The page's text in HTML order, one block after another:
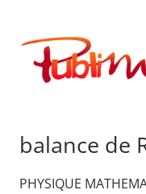
contenu
Publimath
balance de
PHYSIQUE